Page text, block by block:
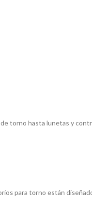
torno hasta lunetas y
para torno están